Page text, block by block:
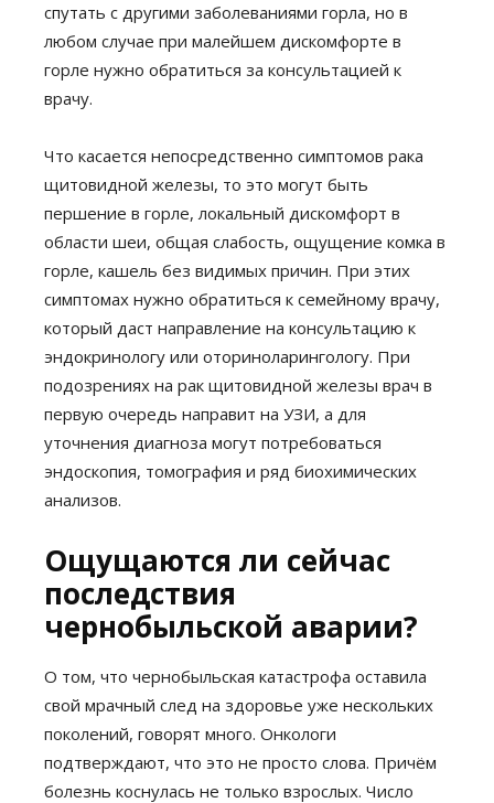
спутать с другими заболеваниями горла, но в
любом случае при малейшем дискомфорте в
горле нужно обратиться за консультацией к
врачу.
Что касается непосредственно симптомов рака
щитовидной железы, то это могут быть
першение в горле, локальный дискомфорт в
области шеи, общая слабость, ощущение комка в
горле, кашель без видимых причин. При этих
симптомах нужно обратиться к семейному врачу,
который даст направление на консультацию к
эндокринологу или оториноларингологу. При
подозрениях на рак щитовидной железы врач в
первую очередь направит на УЗИ, а для
уточнения диагноза могут потребоваться
эндоскопия, томография и ряд биохимических
анализов.
Ощущаются ли сейчас
последствия
чернобыльской аварии?
О том, что чернобыльская катастрофа оставила
свой мрачный след на здоровье уже нескольких
поколений, говорят много. Онкологи
подтверждают, что это не просто слова. Причём
болезнь коснулась не только взрослых. Число